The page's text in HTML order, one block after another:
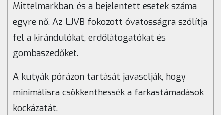
Mittelmarkban, és a bejelentett esetek száma
egyre nő. Az LJVB fokozott óvatosságra szólítja
fel a kirándulókat, erdőlátogatókat és
gombaszedőket.
A kutyák pórázon tartását javasolják, hogy
minimálisra csökkenthessék a farkastámadások
kockázatát.